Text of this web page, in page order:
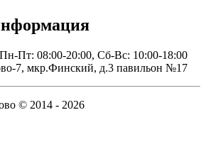
Пн-Пт: 08:00-20:00, Сб-Вс: 10:00-18:00
7, мкр.Финский, д.3 павильон №17
© 2014 - 2026